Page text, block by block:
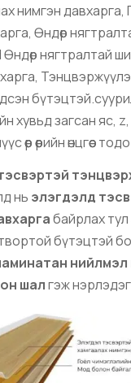
нимгэн давхарга,
Өндөр
нягтралтай
хувьд загсан яс,
өөр өөрийн өнцгөөс
нь элэгдэлд
байрлах
бүтэцтэй
нийлмэл
шалгэж